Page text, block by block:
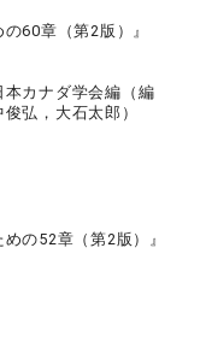
60章（第2版）』
カナダ学会編（編
弘，大石太郎）
の52章（第2版）』